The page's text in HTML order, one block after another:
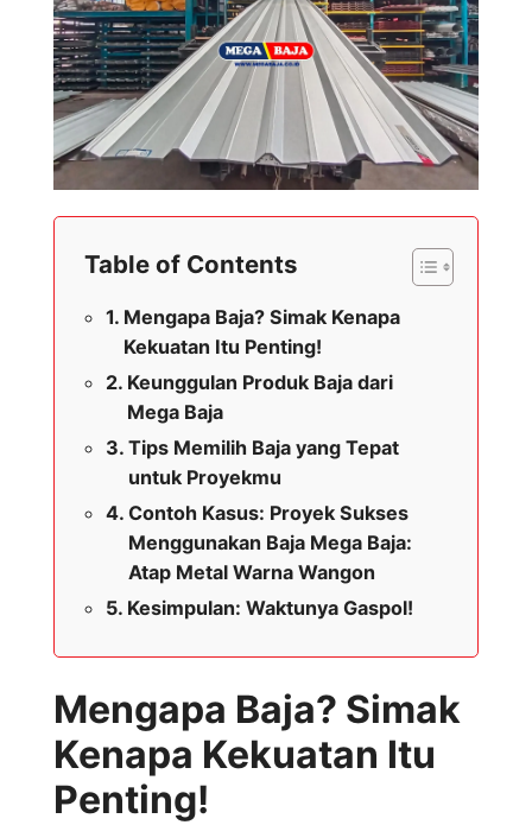
Table of Contents
Mengapa Baja? Simak Kenapa
Kekuatan Itu Penting!
Keunggulan Produk Baja dari
Mega Baja
Tips Memilih Baja yang Tepat
untuk Proyekmu
Contoh Kasus: Proyek Sukses
Menggunakan Baja Mega Baja:
Atap Metal Warna Wangon
Kesimpulan: Waktunya Gaspol!
Mengapa Baja? Simak
Kenapa Kekuatan Itu
Penting!